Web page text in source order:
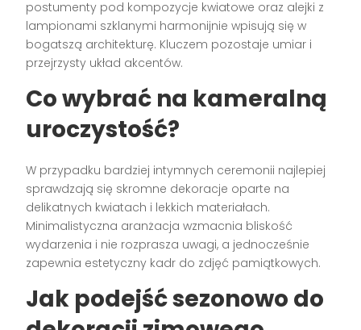
postumenty pod kompozycje kwiatowe oraz alejki z
lampionami szklanymi harmonijnie wpisują się w
bogatszą architekturę. Kluczem pozostaje umiar i
przejrzysty układ akcentów.
Co wybrać na kameralną
uroczystość?
W przypadku bardziej intymnych ceremonii najlepiej
sprawdzają się skromne dekoracje oparte na
delikatnych kwiatach i lekkich materiałach.
Minimalistyczna aranżacja wzmacnia bliskość
wydarzenia i nie rozprasza uwagi, a jednocześnie
zapewnia estetyczny kadr do zdjęć pamiątkowych.
Jak podejść sezonowo do